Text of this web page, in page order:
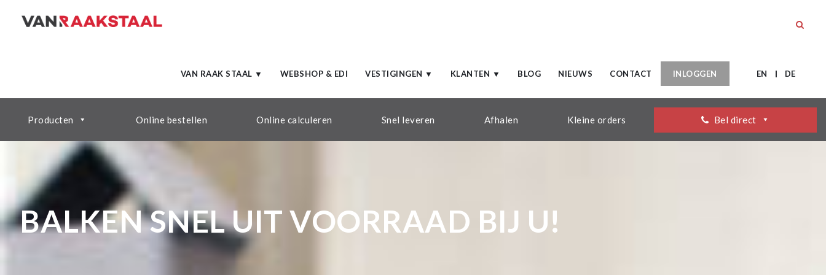
VAN RAAK STAAL ▼ WEBSHOP & EDI VESTIGINGEN ▼ KLANTEN ▼ BLOG NIEUWS CONTACT INLOGGEN EN DE
Producten Online bestellen Online calculeren Snel leveren Afhalen Kleine orders Bel direct
BALKEN SNEL UIT VOORRAAD BIJ U!